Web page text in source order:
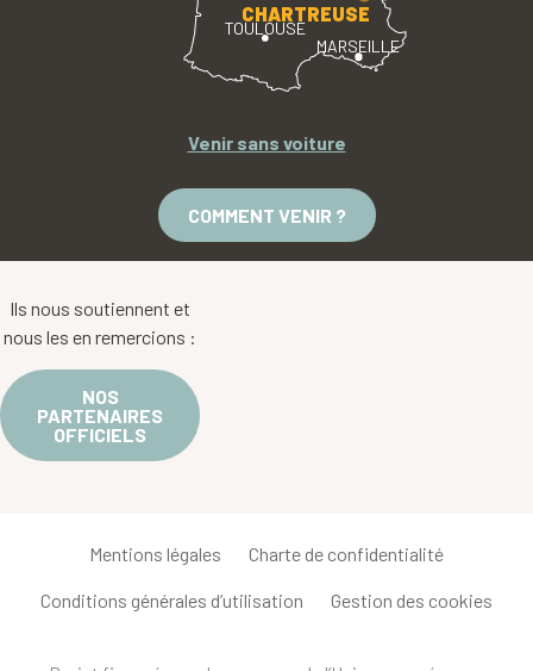
TOULOUSE
MARSEILLE
CHARTREUSE
Venir sans voiture
COMMENT VENIR ?
Ils nous soutiennent et
nous les en remercions :
NOS
PARTENAIRES
OFFICIELS
Mentions légales Charte de confidentialité
Conditions générales d’utilisation Gestion des cookies